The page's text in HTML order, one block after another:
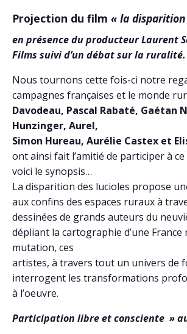
Projection du film « la
en présence du producteur Laurent
Films suivi d’un débat sur la ruralité.
Nous tournons cette fois-ci notre
campagnes françaises et le monde
Davodeau, Pascal Rabaté, Gaétan
Hunzinger, Aurel,
Simon Hureau, Aurélie Castex et
ont ainsi fait l’amitié de participer à
voici le synopsis…
La disparition des lucioles propose
aux confins des espaces ruraux à
dessinées de grands auteurs du
dépliant la cartographie d’une France
mutation, ces
artistes, à travers tout un univers de
interrogent les transformations
à l’oeuvre.
Participation libre et consciente »